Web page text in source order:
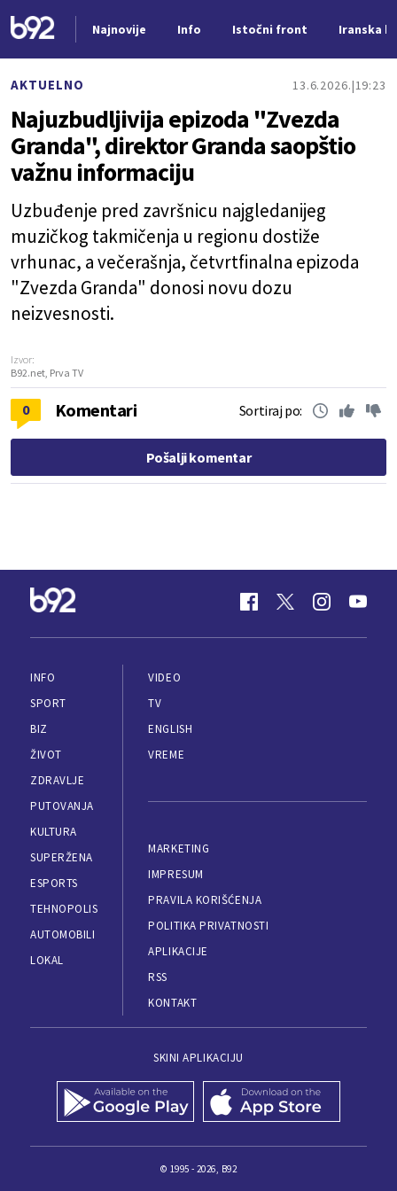
Najnovije Info Istočni front Iranska
AKTUELNO 13.6.2026. 19:23
Najuzbudljivija epizoda "Zvezda
Granda", direktor Granda saopštio
važnu informaciju
Uzbuđenje pred završnicu najgledanijeg
muzičkog takmičenja u regionu dostiže
vrhunac, a večerašnja, četvrtfinalna epizoda
"Zvezda Granda" donosi novu dozu
neizvesnosti.
Izvor:
B92.net, Prva TV
0 Komentari Sortiraj po:
Pošalji komentar
INFO
SPORT
BIZ
ŽIVOT
ZDRAVLJE
PUTOVANJA
KULTURA
SUPERŽENA
ESPORTS
TEHNOPOLIS
AUTOMOBILI
LOKAL
VIDEO
TV
ENGLISH
VREME
MARKETING
IMPRESUM
PRAVILA KORIŠĆENJA
POLITIKA PRIVATNOSTI
APLIKACIJE
RSS
KONTAKT
SKINI APLIKACIJU
© 1995 - 2026, B92